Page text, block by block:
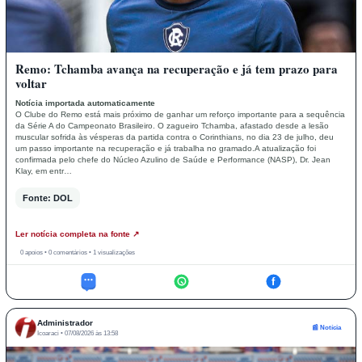
Remo: Tchamba avança na recuperação e já tem prazo para
voltar
Notícia importada automaticamente
O Clube do Remo está mais próximo de ganhar um reforço importante para a sequência
da Série A do Campeonato Brasileiro. O zagueiro Tchamba, afastado desde a lesão
muscular sofrida às vésperas da partida contra o Corinthians, no dia 23 de julho, deu
um passo importante na recuperação e já trabalha no gramado.A atualização foi
confirmada pelo chefe do Núcleo Azulino de Saúde e Performance (NASP), Dr. Jean
Klay, em entr…
Fonte: DOL
Ler notícia completa na fonte ↗
0 apoios • 0 comentários • 1 visualizações
f
Administrador
Icoaraci • 07/08/2026 às 13:58
📰 Notícia